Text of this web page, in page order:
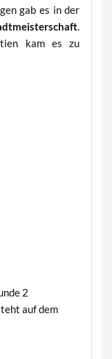
gab es in der
.
kam es zu
2
auf dem